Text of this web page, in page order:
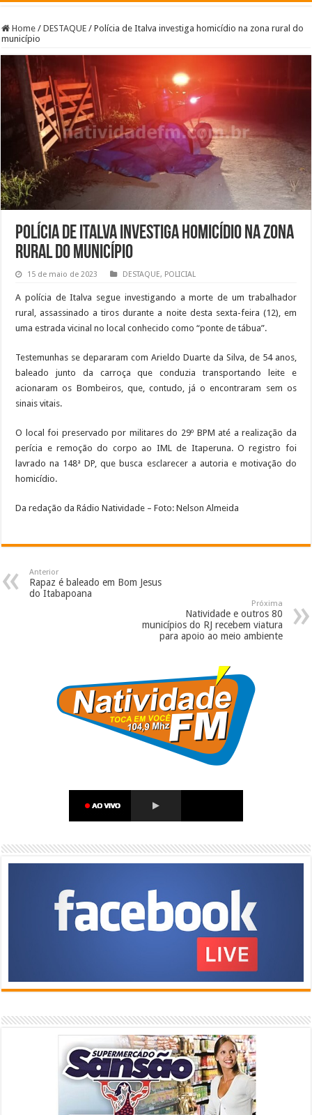
Home / DESTAQUE / Polícia de Italva investiga homicídio na zona rural do
município
Polícia de Italva investiga homicídio na zona
rural do município
15 de maio de 2023 DESTAQUE, POLICIAL
A polícia de Italva segue investigando a morte de um trabalhador
rural, assassinado a tiros durante a noite desta sexta-feira (12), em
uma estrada vicinal no local conhecido como “ponte de tábua”.
Testemunhas se depararam com Arieldo Duarte da Silva, de 54 anos,
baleado junto da carroça que conduzia transportando leite e
acionaram os Bombeiros, que, contudo, já o encontraram sem os
sinais vitais.
O local foi preservado por militares do 29º BPM até a realização da
perícia e remoção do corpo ao IML de Itaperuna. O registro foi
lavrado na 148ª DP, que busca esclarecer a autoria e motivação do
homicídio.
Da redação da Rádio Natividade – Foto: Nelson Almeida
Anterior
Rapaz é baleado em Bom Jesus
do Itabapoana
Próxima
Natividade e outros 80
municípios do RJ recebem viatura
para apoio ao meio ambiente